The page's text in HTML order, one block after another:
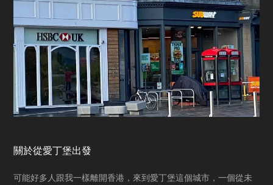
關於從愛丁堡出發
可能好多人跟我一樣離開香港，來到愛丁堡這個城市，一個從未